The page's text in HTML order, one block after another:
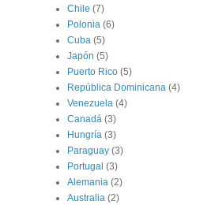
Chile (7)
Polonia (6)
Cuba (5)
Japón (5)
Puerto Rico (5)
República Dominicana (4)
Venezuela (4)
Canadá (3)
Hungría (3)
Paraguay (3)
Portugal (3)
Alemania (2)
Australia (2)